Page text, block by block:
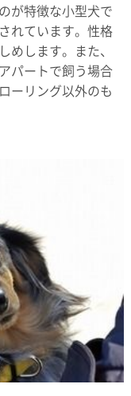
が特徴な小型犬で
れています。性格
めします。また、
パートで飼う場合
ーリング以外のも